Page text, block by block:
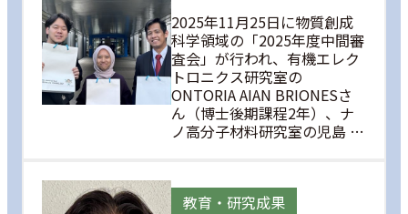
2025年11月25日に物質創成
科学領域の「2025年度中間審
査会」が行われ、有機エレク
トロニクス研究室の
ONTORIA AIAN BRIONESさ
ん（博士後期課程2年）、ナ
ノ高分子材料研究室の児島 …
教育・研究成果